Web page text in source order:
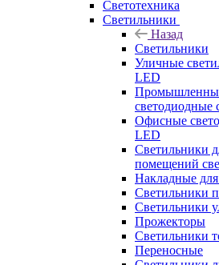
Светотехника
Светильники
Назад
Светильники
Уличные
LED
светодиодные
Офисные
LED
Светильники
помещений
Накладные
Светильники
Светильники
Прожекторы
Cветильники
Переносные